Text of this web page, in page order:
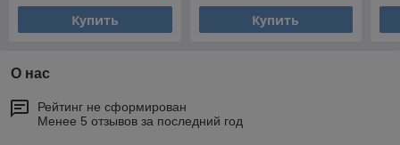
Купить Купить
О нас
Рейтинг не сформирован
Менее 5 отзывов за последний год